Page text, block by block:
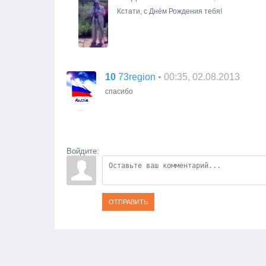
Кстати, с Днём Рождения тебя!
10 73region • 00:35, 02.08.2013
спасибо
Войдите:
ОТПРАВИТЬ